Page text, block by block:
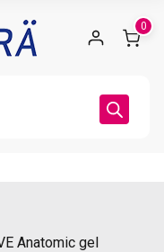
0
Anatomic gel